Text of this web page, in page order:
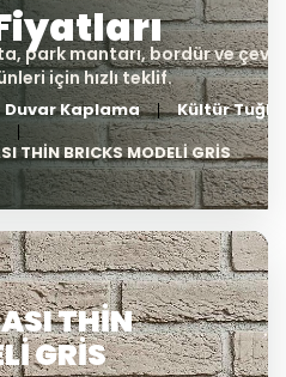
Duvar Kaplama
Kültür
THİN BRICKS MODELİ GRİS
THİN
GRİS